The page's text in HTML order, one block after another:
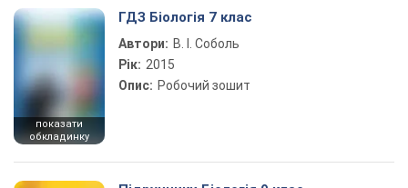
показати
обкладинку
ГДЗ Біологія 7 клас
Автори: В. І. Соболь
Рік: 2015
Опис: Робочий зошит